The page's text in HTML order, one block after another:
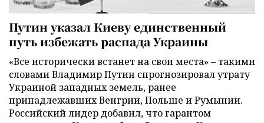
Путин указал Киеву единственный
путь избежать распада Украины
«Все исторически встанет на свои места» – такими
словами Владимир Путин спрогнозировал утрату
Украиной западных земель, ранее
принадлежавших Венгрии, Польше и Румынии.
Российский лидер добавил, что гарантом